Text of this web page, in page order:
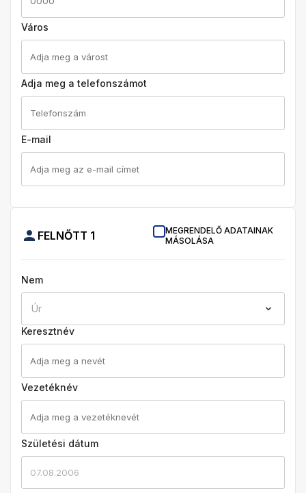
Város
Adja meg a telefonszámot
E-mail
FELNŐTT 1
MEGRENDELŐ ADATAINAK
MÁSOLÁSA
Nem
Úr
Keresztnév
Vezetéknév
Születési dátum
07.08.2006